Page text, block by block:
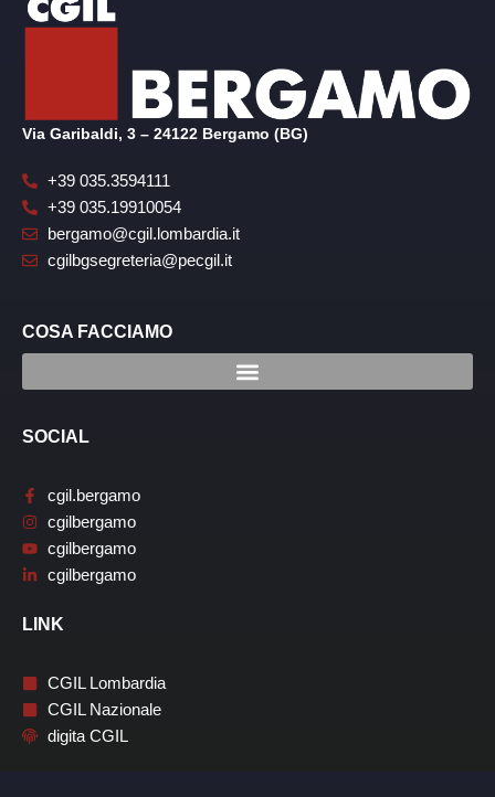
Via Garibaldi, 3 – 24122 Bergamo (BG)
+39 035.3594111
+39 035.19910054
bergamo@cgil.lombardia.it
cgilbgsegreteria@pecgil.it
COSA FACCIAMO
SOCIAL
cgil.bergamo
cgilbergamo
cgilbergamo
cgilbergamo
LINK
CGIL Lombardia
CGIL Nazionale
digita CGIL